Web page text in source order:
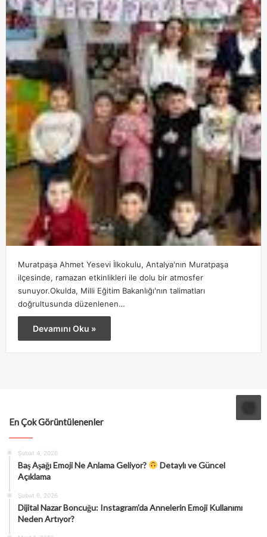
Muratpaşa Ahmet Yesevi İlkokulu, Antalya'nın Muratpaşa
ilçesinde, ramazan etkinlikleri ile dolu bir atmosfer
sunuyor.Okulda, Milli Eğitim Bakanlığı'nın talimatları
doğrultusunda düzenlenen…
Devamını Oku »
En Çok Görüntülenenler
Şubat 4, 2026
Baş Aşağı Emoji Ne Anlama Geliyor?
Detaylı ve Güncel
Açıklama
Şubat 6, 2026
Dijital Nazar Boncuğu: Instagram’da Annelerin Emoji Kullanımı
Neden Artıyor?